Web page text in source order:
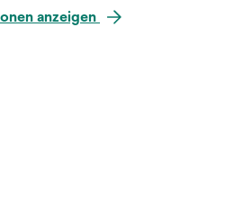
anzeigen